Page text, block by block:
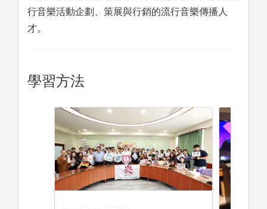
行音樂活動企劃、策展與行銷的流行音樂傳播人
才。
學習方法